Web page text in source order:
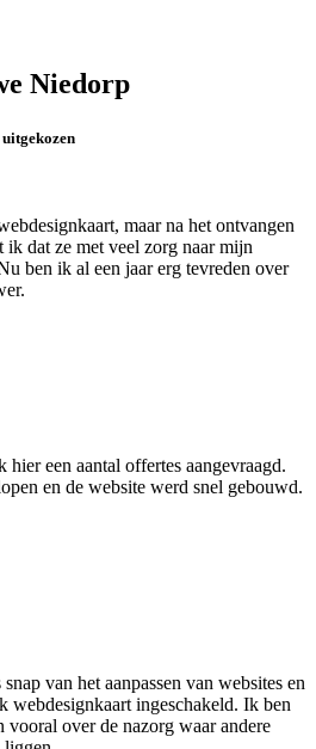
Niedorp
maar na het ontvangen
dat ze met veel zorg naar mijn
ben ik al een jaar erg tevreden over
een aantal offertes aangevraagd.
en de website werd snel gebouwd.
van het aanpassen van websites en
webdesignkaart ingeschakeld. Ik ben
vooral over de nazorg waar andere